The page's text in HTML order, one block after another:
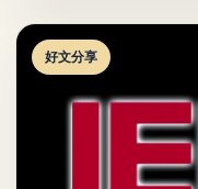
好文分享